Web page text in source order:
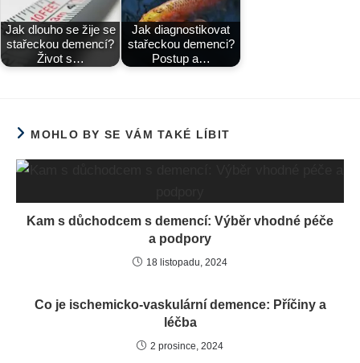
Jak dlouho se žije se
stařeckou demencí?
Život s…
Jak diagnostikovat
stařeckou demenci?
Postup a…
MOHLO BY SE VÁM TAKÉ LÍBIT
Kam s důchodcem s demencí: Výběr vhodné péče
a podpory
18 listopadu, 2024
Co je ischemicko-vaskulární demence: Příčiny a
léčba
2 prosince, 2024